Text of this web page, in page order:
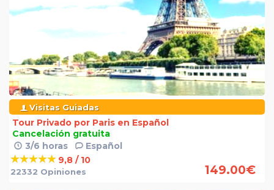
Visitas Guiadas
Tour Privado por Paris en Español
Cancelación gratuita
3/6 horas
Español
9,8 / 10
22332 Opiniones 149.00€